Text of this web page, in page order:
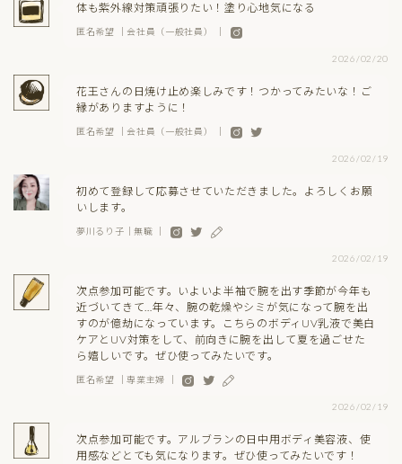
体も紫外線対策頑張りたい！塗り心地気になる
匿名希望 ｜会社員（一般社員） ｜
2026/02/20
花王さんの日焼け止め楽しみです！つかってみたいな！ご
縁がありますように！
匿名希望 ｜会社員（一般社員） ｜
2026/02/19
初めて登録して応募させていただきました。よろしくお願
いします。
夢川るり子｜無職 ｜
2026/02/19
次点参加可能です。いよいよ半袖で腕を出す季節が今年も
近づいてきて…年々、腕の乾燥やシミが気になって腕を出
すのが億劫になっています。こちらのボディUV乳液で美白
ケアとUV対策をして、前向きに腕を出して夏を過ごせた
ら嬉しいです。ぜひ使ってみたいです。
匿名希望 ｜専業主婦 ｜
2026/02/19
次点参加可能です。アルブランの日中用ボディ美容液、使
用感などとても気になります。ぜひ使ってみたいです！